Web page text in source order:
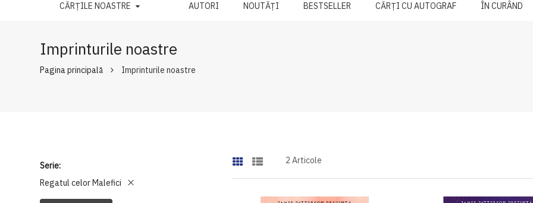
CĂRȚILE NOASTRE AUTORI NOUTĂȚI BESTSELLER CĂRȚI CU AUTOGRAF ÎN CURÂND
Imprinturile noastre
Pagina principală Imprinturile noastre
Serie
Regatul celor Malefici
2 Articole